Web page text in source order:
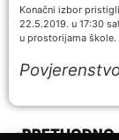
Konačni izbor
22.5.2019. u 17:30
u prostorijama škole.
PRETHODNO